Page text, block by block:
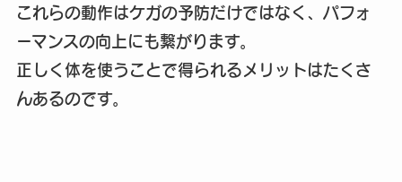
これらの動作はケガの予防だけではなく、パフォ
ーマンスの向上にも繋がります。
正しく体を使うことで得られるメリットはたくさ
んあるのです。